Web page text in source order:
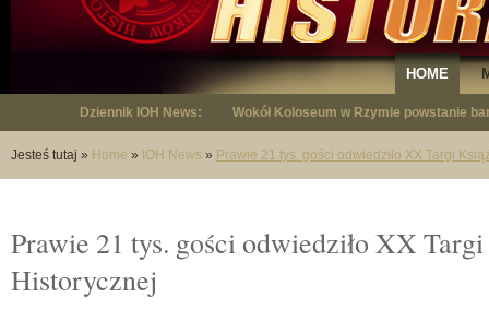
HOME
Dziennik IOH News: Wokół Koloseum w Rzymie powstanie
"Niepodległy - opowieść o Januszu
Jesteś tutaj » Home » IOH News » Prawie 21 tys. gości odwiedziło XX Targi
Prawie 21 tys. gości odwiedziło XX
Historycznej